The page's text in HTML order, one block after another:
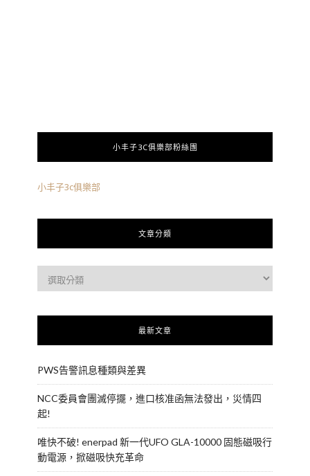
小丰子3C俱樂部粉絲團
小丰子3c俱樂部
文章分類
最新文章
PWS告警訊息種類與差異
NCC委員會團滅停擺，進口核准函無法發出，災情四
起!
唯快不破! enerpad 新一代UFO GLA-10000 固態磁吸行
動電源，掀磁吸快充革命